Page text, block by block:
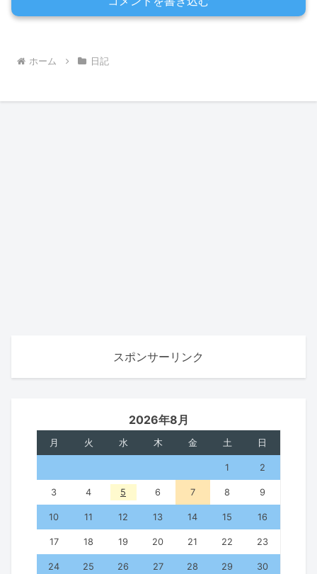
ホーム 日記
スポンサーリンク
2026年8月
月 火 水 木 金 土 日
1 2
3 4 5 6 7 8 9
10 11 12 13 14 15 16
17 18 19 20 21 22 23
24 25 26 27 28 29 30